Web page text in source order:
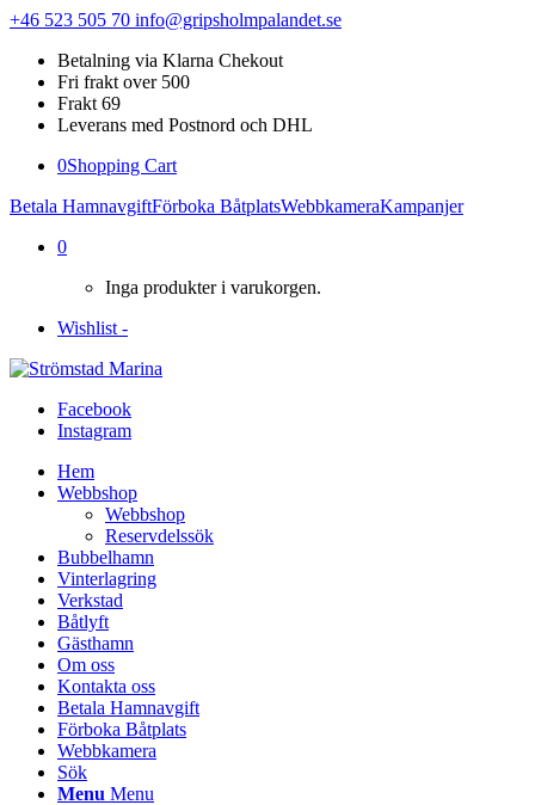
+46 523 505 70 info@gripsholmpalandet.se
Betalning via Klarna Chekout
Fri frakt over 500
Frakt 69
Leverans med Postnord och DHL
0Shopping Cart
Betala HamnavgiftFörboka BåtplatsWebbkameraKampanjer
0
Inga produkter i varukorgen.
Wishlist -
Facebook
Instagram
Hem
Webbshop
Webbshop
Reservdelssök
Bubbelhamn
Vinterlagring
Verkstad
Båtlyft
Gästhamn
Om oss
Kontakta oss
Betala Hamnavgift
Förboka Båtplats
Webbkamera
Sök
Menu Menu